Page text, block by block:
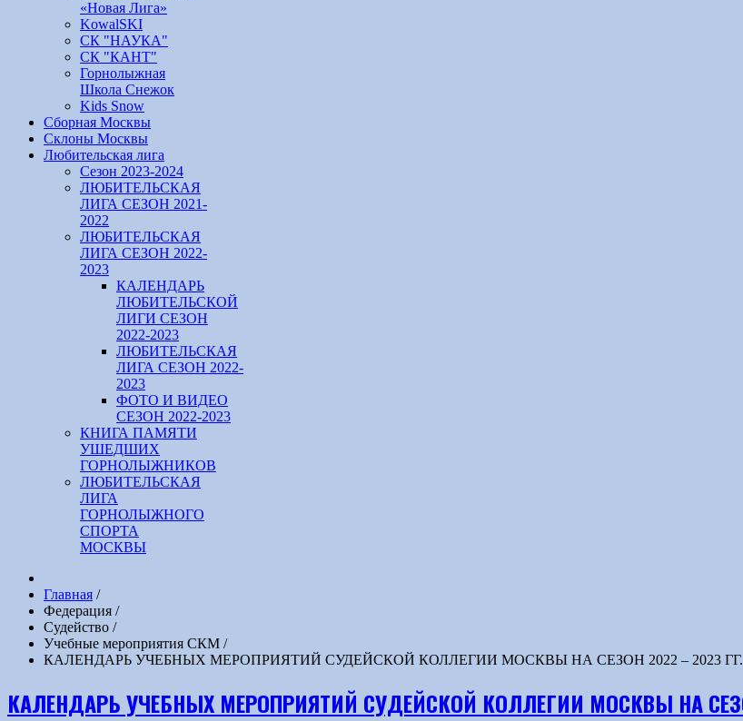
«Новая Лига»
KowalSKI
СК "НАУКА"
СК "КАНТ"
Горнолыжная
Школа Снежок
Kids Snow
Сборная Москвы
Склоны Москвы
Любительская лига
Сезон 2023-2024
ЛЮБИТЕЛЬСКАЯ
ЛИГА СЕЗОН 2021-
2022
ЛЮБИТЕЛЬСКАЯ
ЛИГА СЕЗОН 2022-
2023
КАЛЕНДАРЬ
ЛЮБИТЕЛЬСКОЙ
ЛИГИ СЕЗОН
2022-2023
ЛЮБИТЕЛЬСКАЯ
ЛИГА СЕЗОН 2022-
2023
ФОТО И ВИДЕО
СЕЗОН 2022-2023
КНИГА ПАМЯТИ
УШЕДШИХ
ГОРНОЛЫЖНИКОВ
ЛЮБИТЕЛЬСКАЯ
ЛИГА
ГОРНОЛЫЖНОГО
СПОРТА
МОСКВЫ
Главная /
Федерация /
Судейство /
Учебные мероприятия СКМ /
КАЛЕНДАРЬ УЧЕБНЫХ МЕРОПРИЯТИЙ СУДЕЙСКОЙ КОЛЛЕГИИ МОСКВЫ НА СЕЗОН 2022 – 2023 ГГ.
КАЛЕНДАРЬ УЧЕБНЫХ МЕРОПРИЯТИЙ СУДЕЙСКОЙ КОЛЛЕГИИ МОСКВЫ НА